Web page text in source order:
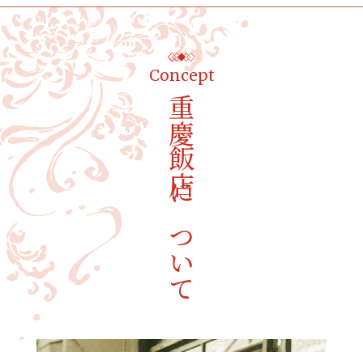
Concept
重慶飯店について